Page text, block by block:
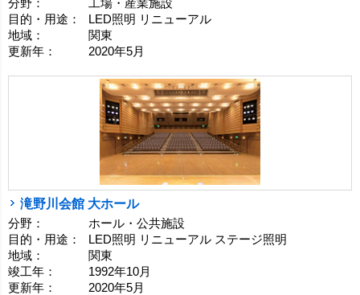
分野：
工場・産業施設
目的・用途：
LED照明 リニューアル
地域：
関東
更新年：
2020年5月
滝野川会館 大ホール
分野：
ホール・公共施設
目的・用途：
LED照明 リニューアル ステージ照明
地域：
関東
竣工年：
1992年10月
更新年：
2020年5月